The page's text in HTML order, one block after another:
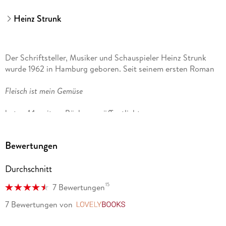
Heinz Strunk
Der Schriftsteller, Musiker und Schauspieler Heinz Strunk
wurde 1962 in Hamburg geboren. Seit seinem ersten Roman
Fleisch ist mein Gemüse
hat er 14 weitere Bücher veröffentlicht.
durch Fatih Akin lief im Wettbewerb der Berlinale. 2016
wurde der Autor mit dem Wilhelm Raabe-Literaturpreis
geehrt. Seine Romane
Bewertungen
Durchschnitt
7 Bewertungen15
7 Bewertungen von